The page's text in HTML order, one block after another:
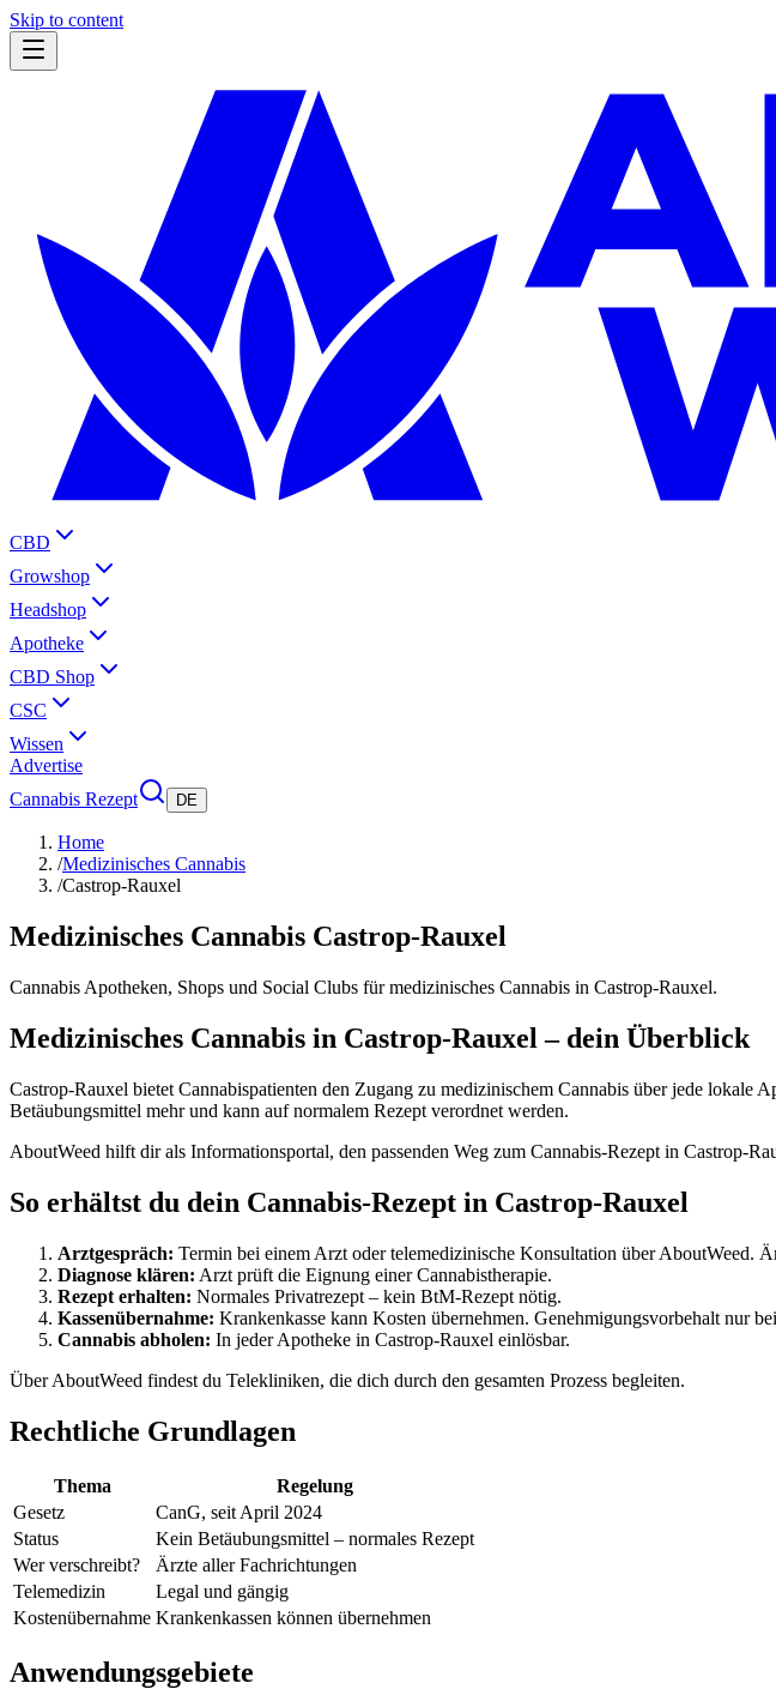
Skip to content
CBD
Growshop
Headshop
Apotheke
CBD Shop
CSC
Wissen
Advertise
Cannabis Rezept
DE
Home
/Medizinisches Cannabis
/Castrop-Rauxel
Medizinisches Cannabis Castrop-Rauxel
Cannabis Apotheken, Shops und Social Clubs für medizinisches Cannabis in Castrop-Rauxel.
Medizinisches Cannabis in Castrop-Rauxel – dein Überblick
Castrop-Rauxel bietet Cannabispatienten den Zugang zu medizinischem Cannabis über jede
Betäubungsmittel mehr und kann auf normalem Rezept verordnet werden.
AboutWeed hilft dir als Informationsportal, den passenden Weg zum Cannabis-Rezept in Castrop-
So erhältst du dein Cannabis-Rezept in Castrop-Rauxel
Arztgespräch: Termin bei einem Arzt oder telemedizinische Konsultation über AboutWeed.
Diagnose klären: Arzt prüft die Eignung einer Cannabistherapie.
Rezept erhalten: Normales Privatrezept – kein BtM-Rezept nötig.
Kassenübernahme: Krankenkasse kann Kosten übernehmen. Genehmigungsvorbehalt nur
Cannabis abholen: In jeder Apotheke in Castrop-Rauxel einlösbar.
Über AboutWeed findest du Telekliniken, die dich durch den gesamten Prozess begleiten.
Rechtliche Grundlagen
Thema
Regelung
Gesetz
CanG, seit April 2024
Status
Kein Betäubungsmittel – normales Rezept
Wer verschreibt?
Ärzte aller Fachrichtungen
Telemedizin
Legal und gängig
Kostenübernahme Krankenkassen können übernehmen
Anwendungsgebiete